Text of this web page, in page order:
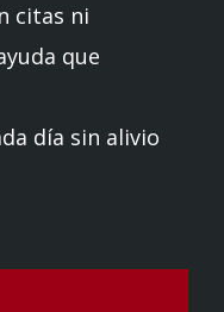
citas ni
que
día sin alivio